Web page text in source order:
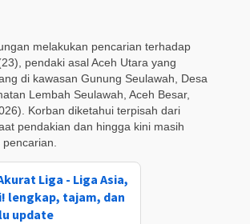
melakukan pencarian terhadap
pendaki asal Aceh Utara yang
di kawasan Gunung Seulawah, Desa
Lembah Seulawah, Aceh Besar,
Korban diketahui terpisah dari
pendakian dan hingga kini masih
Liga - Liga Asia,
lengkap, tajam, dan
update